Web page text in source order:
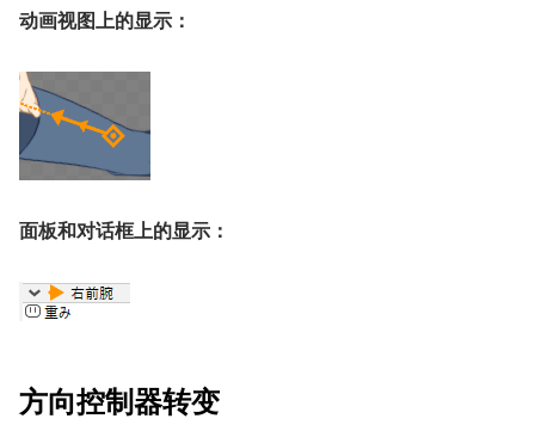
动画视图上的显示：
面板和对话框上的显示：
方向控制器转变